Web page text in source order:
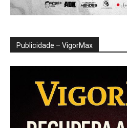
Publicidade – VigorMax